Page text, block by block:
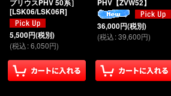
プリウスPHV 50系］
[LSK06/LSK06R]
5,500円(税別)
(税込:6,050円)
PHV【ZVW52】
36,000円(税別)
(税込:39,600円)